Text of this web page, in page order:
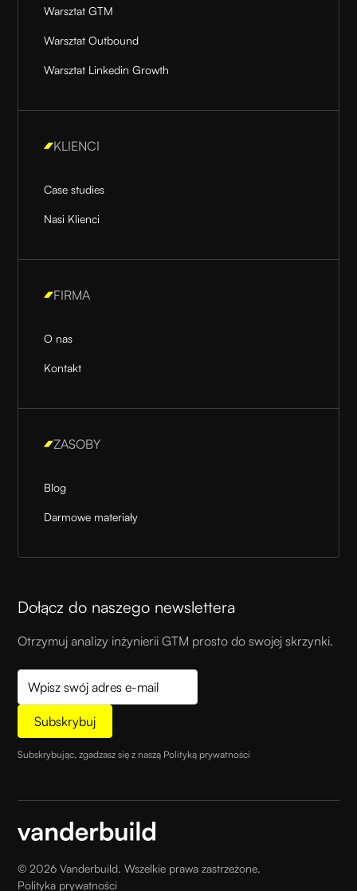
Warsztat GTM
Warsztat Outbound
Warsztat Linkedin Growth
KLIENCI
Case studies
Nasi Klienci
FIRMA
O nas
Kontakt
ZASOBY
Blog
Darmowe materiały
Dołącz do naszego newslettera
Otrzymuj analizy inżynierii GTM prosto do swojej skrzynki.
Subskrybując, zgadzasz się z naszą Polityką prywatności
©2026 Vanderbuild. Wszelkie prawa zastrzeżone.
Polityka prywatności